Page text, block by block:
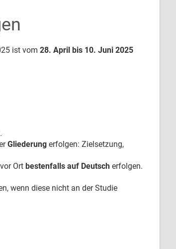
ist vom 28. April bis 10. Juni 2025
Gliederungerfolgen: Zielsetzung,
Ort bestenfalls auf Deutscherfolgen.
wenn diese nicht an der Studie